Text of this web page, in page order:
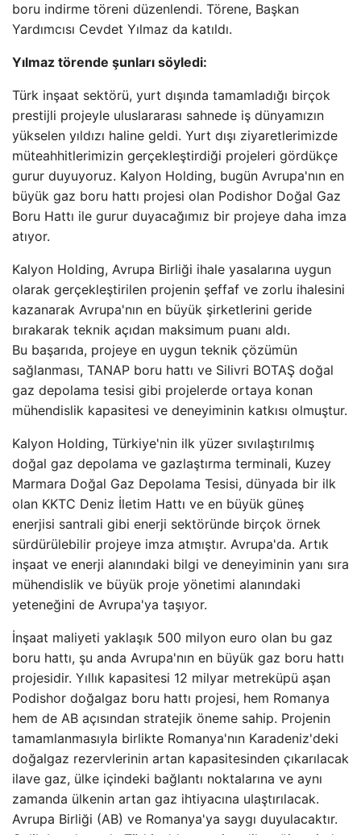
boru indirme töreni düzenlendi. Törene, Başkan
Yardımcısı Cevdet Yılmaz da katıldı.
Yılmaz törende şunları söyledi:
Türk inşaat sektörü, yurt dışında tamamladığı birçok
prestijli projeyle uluslararası sahnede iş dünyamızın
yükselen yıldızı haline geldi. Yurt dışı ziyaretlerimizde
müteahhitlerimizin gerçekleştirdiği projeleri gördükçe
gurur duyuyoruz. Kalyon Holding, bugün Avrupa'nın en
büyük gaz boru hattı projesi olan Podishor Doğal Gaz
Boru Hattı ile gurur duyacağımız bir projeye daha imza
atıyor.
Kalyon Holding, Avrupa Birliği ihale yasalarına uygun
olarak gerçekleştirilen projenin şeffaf ve zorlu ihalesini
kazanarak Avrupa'nın en büyük şirketlerini geride
bırakarak teknik açıdan maksimum puanı aldı.
Bu başarıda, projeye en uygun teknik çözümün
sağlanması, TANAP boru hattı ve Silivri BOTAŞ doğal
gaz depolama tesisi gibi projelerde ortaya konan
mühendislik kapasitesi ve deneyiminin katkısı olmuştur.
Kalyon Holding, Türkiye'nin ilk yüzer sıvılaştırılmış
doğal gaz depolama ve gazlaştırma terminali, Kuzey
Marmara Doğal Gaz Depolama Tesisi, dünyada bir ilk
olan KKTC Deniz İletim Hattı ve en büyük güneş
enerjisi santrali gibi enerji sektöründe birçok örnek
sürdürülebilir projeye imza atmıştır. Avrupa'da. Artık
inşaat ve enerji alanındaki bilgi ve deneyiminin yanı sıra
mühendislik ve büyük proje yönetimi alanındaki
yeteneğini de Avrupa'ya taşıyor.
İnşaat maliyeti yaklaşık 500 milyon euro olan bu gaz
boru hattı, şu anda Avrupa'nın en büyük gaz boru hattı
projesidir. Yıllık kapasitesi 12 milyar metreküpü aşan
Podishor doğalgaz boru hattı projesi, hem Romanya
hem de AB açısından stratejik öneme sahip. Projenin
tamamlanmasıyla birlikte Romanya'nın Karadeniz'deki
doğalgaz rezervlerinin artan kapasitesinden çıkarılacak
ilave gaz, ülke içindeki bağlantı noktalarına ve aynı
zamanda ülkenin artan gaz ihtiyacına ulaştırılacak.
Avrupa Birliği (AB) ve Romanya'ya saygı duyulacaktır.